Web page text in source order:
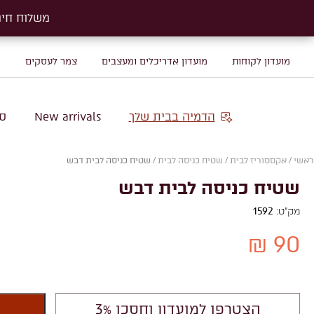
מועדון לקוחות מועדון אדריכלים ומעצבים צמר לעסקים
הדמיה בבית שלך New arrivals
ראשי / אקססוריז לבית / שטיח כניסה לבית / שטיח כניסה לבית דבש
שטיח כניסה לבית דבש
מק"ט: 1592
90 ₪
הצטרפו למועדון וחסכו 3%
משלוח חינם על
משלוח חינם על